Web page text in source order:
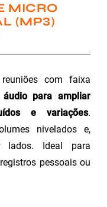
MICRO
(MP3)
com faixa
para ampliar
e variações.
nivelados e,
lados. Ideal para
pessoais ou